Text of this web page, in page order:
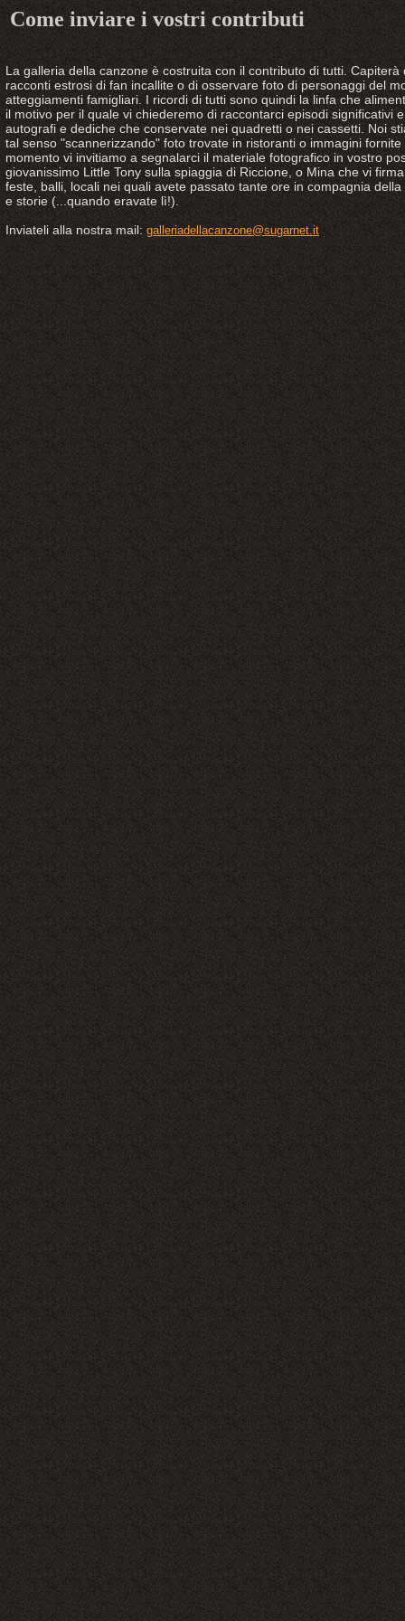
La galleria della canzone è costruita con il contributo di tutti. Capiterà
racconti estrosi di fan incallite o di osservare foto di personaggi del
atteggiamenti famigliari. I ricordi di tutti sono quindi la linfa che
il motivo per il quale vi chiederemo di raccontarci episodi significativi
autografi e dediche che conservate nei quadretti o nei cassetti. Noi
tal senso "scannerizzando" foto trovate in ristoranti o immagini
momento vi invitiamo a segnalarci il materiale fotografico in vostro
giovanissimo Little Tony sulla spiaggia di Riccione, o Mina che vi
feste, balli, locali nei quali avete passato tante ore in compagnia
e storie (...quando eravate lì!).
Inviateli alla nostra mail: galleriadellacanzone@sugarnet.it
Come inviare i vostri contributi